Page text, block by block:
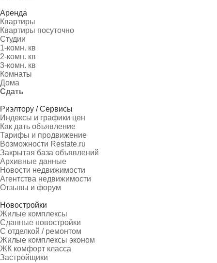
Аренда
Квартиры
Квартиры посуточно
Студии
1-комн. кв
2-комн. кв
3-комн. кв
Комнаты
Дома
Сдать
Риэлтору / Сервисы
Индексы и графики цен
Как дать объявление
Тарифы и продвижение
Возможности Restate.ru
Закрытая база объявлений
Архивные данные
Новости недвижимости
Агентства недвижимости
Отзывы и форум
Новостройки
Жилые комплексы
Сданные новостройки
С отделкой / ремонтом
Жилые комплексы эконом
ЖК комфорт класса
Застройщики